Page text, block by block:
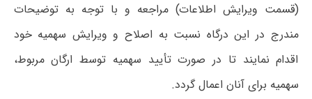
(قسمت ویرایش اطلاعات) مراجعه و با توجه به توضیحات
مندرج در این درگاه نسبت به اصلاح و ویرایش سهمیه خود
اقدام نمایند تا در صورت تأیید سهمیه توسط ارگان مربوط،
سهمیه برای آنان اعمال گردد.